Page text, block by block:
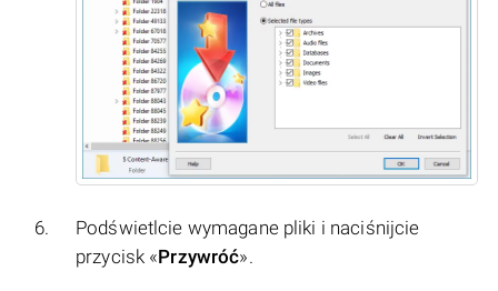
Podświetlcie wymagane pliki i naciśnijcie
przycisk «Przywróć».